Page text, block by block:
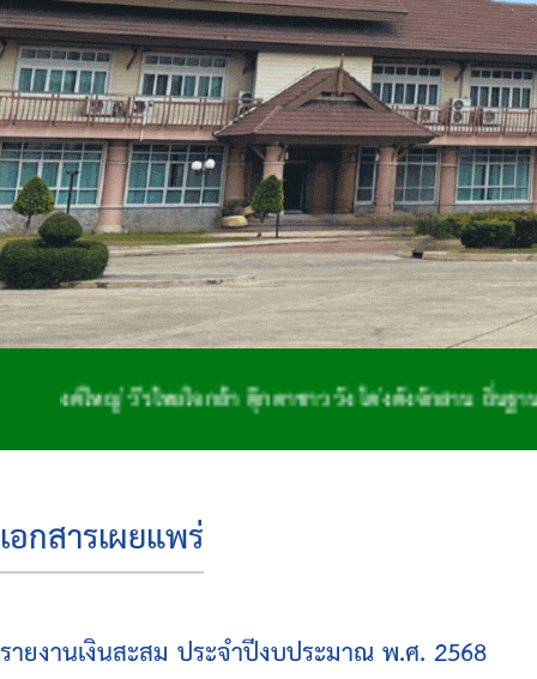
หญ่ วีรไทยใจกล้า ตุ๊กตาชาววัง โด่งดังจักสาน ถิ่นฐานทำกลอ
เอกสารเผยแพร่
รายงานเงินสะสม ประจำปีงบประมาณ พ.ศ. 2568